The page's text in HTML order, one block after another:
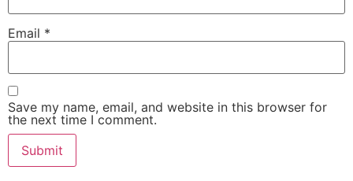
Email *
Save my name, email, and website in this browser for
the next time I comment.